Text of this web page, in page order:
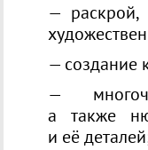
— раскрой,
— создание
—
а также
и её